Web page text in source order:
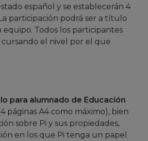
español y se establecerán 4
participación podrá ser a título
equipo. Todos los participantes
el nivel por el que
para alumnado de Educación
páginas A4 como máximo), bien
sobre Pi y sus propiedades,
en los que Pi tenga un papel